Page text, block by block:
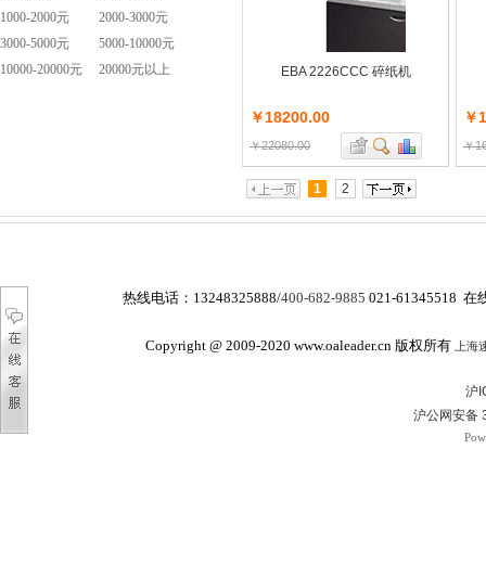
1000-2000元
2000-3000元
3000-5000元
5000-10000元
10000-20000元
20000元以上 EBA 2226CCC 碎纸机
￥18200.00
￥22080.00
￥
￥
1 2
热线电话： 13248325888/400-682-9885 021-61345518 在
Copyright @ 2009-2020 www.oaleader.cn 版权所有 上海
沪
沪公网安备